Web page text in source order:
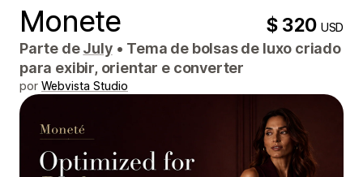
Monete $ 320USD
Parte deJuly • Tema de bolsas de luxo criado
para exibir, orientar e converter
por Webvista Studio